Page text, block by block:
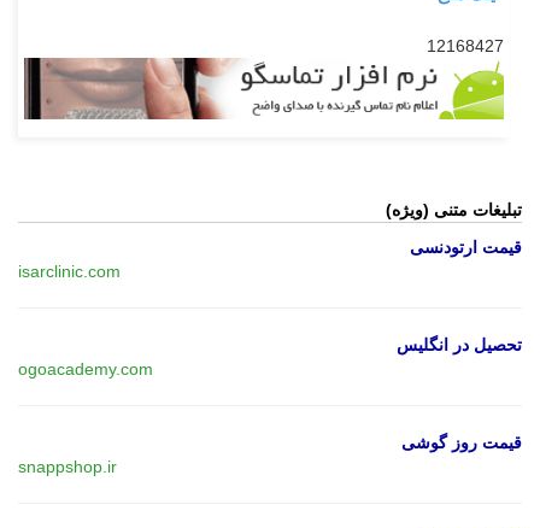
12168427
تبلیغات متنی (ویژه)
قیمت ارتودنسی
isarclinic.com
تحصیل در انگلیس
ogoacademy.com
قیمت روز گوشی
snappshop.ir